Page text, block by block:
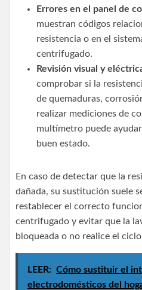
Errores en el panel de
muestran códigos
resistencia o en el
centrifugado.
Revisión visual y
comprobar si la
de quemaduras,
realizar mediciones de
multímetro puede
buen estado.
En caso de detectar que la
dañada, su sustitución suele
restablecer el correcto
centrifugado y evitar que la
bloqueada o no realice el
LEER: Cómo sustituir el
electrodomésticos del